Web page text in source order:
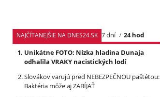
NAJČÍTANEJŠIE NA DNES24.SK 7 dní
24 hod
Unikátne FOTO: Nízka hladina Dunaja
odhalila VRAKY nacistických lodí
Slovákov varujú pred NEBEZPEČNOU paštétou:
Baktéria môže aj ZABÍJAŤ